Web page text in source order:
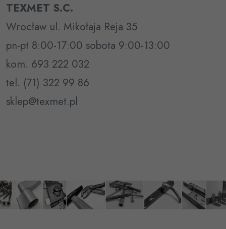
TEXMET S.C.
Wrocław ul. Mikołaja Reja 35
pn-pt 8:00-17:00 sobota 9:00-13:00
kom. 693 222 032
tel. (71) 322 99 86
sklep@texmet.pl